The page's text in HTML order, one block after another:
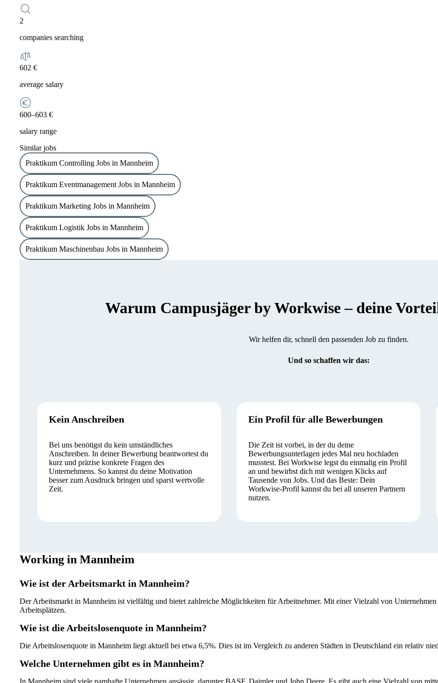
2
companies searching
602 €
average salary
600–603 €
salary range
Similar jobs
Praktikum Controlling Jobs in Mannheim
Praktikum Eventmanagement Jobs in Mannheim
Praktikum Marketing Jobs in Mannheim
Praktikum Logistik Jobs in Mannheim
Praktikum Maschinenbau Jobs in Mannheim
Warum Campusjäger by Workwise – deine
Wir helfen dir, schnell den passenden Job zu finden.
Und so schaffen wir das:
Kein Anschreiben
Bei uns benötigst du kein umständliches
Anschreiben. In deiner Bewerbung beantwortest du
kurz und präzise konkrete Fragen des
Unternehmens. So kannst du deine Motivation
besser zum Ausdruck bringen und sparst wertvolle
Zeit.
Ein Profil für alle Bewerbungen
Die Zeit ist vorbei, in der du deine
Bewerbungsunterlagen jedes Mal neu hochladen
musstest. Bei Workwise legst du einmalig ein Profil
an und bewirbst dich mit wenigen Klicks auf
Tausende von Jobs. Und das Beste: Dein
Workwise-Profil kannst du bei all unseren Partnern
nutzen.
Working in Mannheim
Wie ist der Arbeitsmarkt in Mannheim?
Der Arbeitsmarkt in Mannheim ist vielfältig und bietet zahlreiche Möglichkeiten für Arbeitnehmer. Mit einer Vielzahl von
Arbeitsplätzen.
Wie ist die Arbeitslosenquote in Mannheim?
Die Arbeitslosenquote in Mannheim liegt aktuell bei etwa 6,5%. Dies ist im Vergleich zu anderen Städten in Deutschland ein relativ
Welche Unternehmen gibt es in Mannheim?